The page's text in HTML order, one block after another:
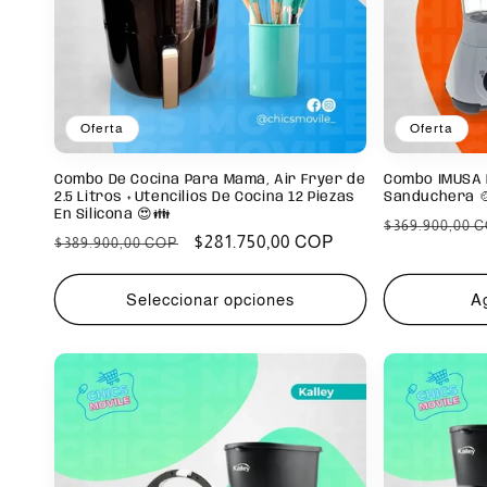
Oferta
Combo De Cocina Para Mamá, Air Fryer de
2.5 Litros + Utencilios De Cocina 12 Piezas
En Silicona 😍👪
Precio
$389.900,00 COP
Precio
oferta
$281.750,00 COP
Seleccionar opciones
Oferta
Combo
Sanduchera
Precio
$369.900,00